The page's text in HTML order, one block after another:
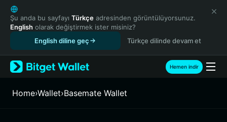
English
日本語
Tiếng Việt
Español (Latinoamérica)
Türkçe
Français
Şu anda bu sayfayı Türkçe adresinden görüntülüyorsunuz.
English olarak değiştirmek ister misiniz?
English diline geç
Türkçe dilinde devam et
Hemen indir
Home›Wallet›Basemate Wallet